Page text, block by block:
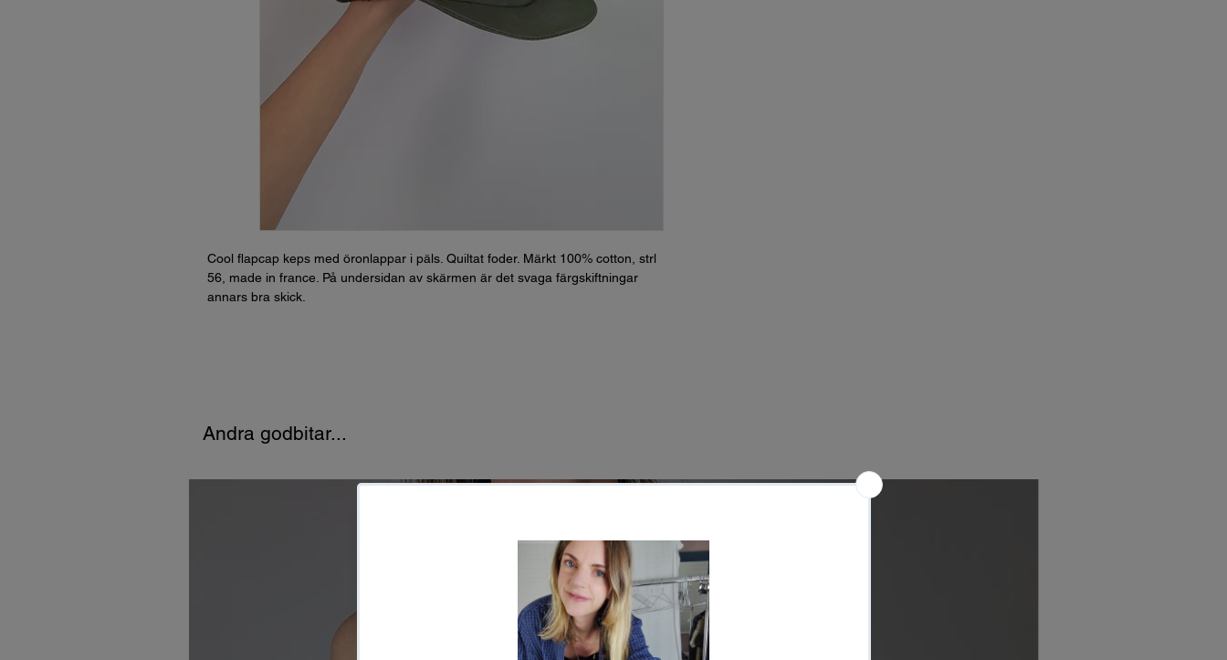
Cool flapcap keps med öronlappar i päls. Quiltat foder. Märkt 100% cotton, strl
56, made in france. På undersidan av skärmen är det svaga färgskiftningar
annars bra skick.
Andra godbitar...